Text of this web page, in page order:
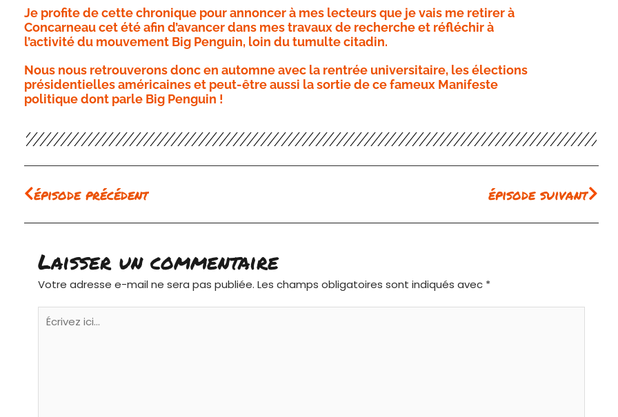
Je profite de cette chronique pour annoncer à mes lecteurs que je vais me retirer à
Concarneau cet été afin d’avancer dans mes travaux de recherche et réfléchir à
l’activité du mouvement Big Penguin, loin du tumulte citadin.
Nous nous retrouverons donc en automne avec la rentrée universitaire, les élections
présidentielles américaines et peut-être aussi la sortie de ce fameux Manifeste
politique dont parle Big Penguin !
Précédent
épisode précédent épisode suivant
Laisser un commentaire
Votre adresse e-mail ne sera pas publiée. Les champs obligatoires sont indiqués avec *
Écrivez
ici…